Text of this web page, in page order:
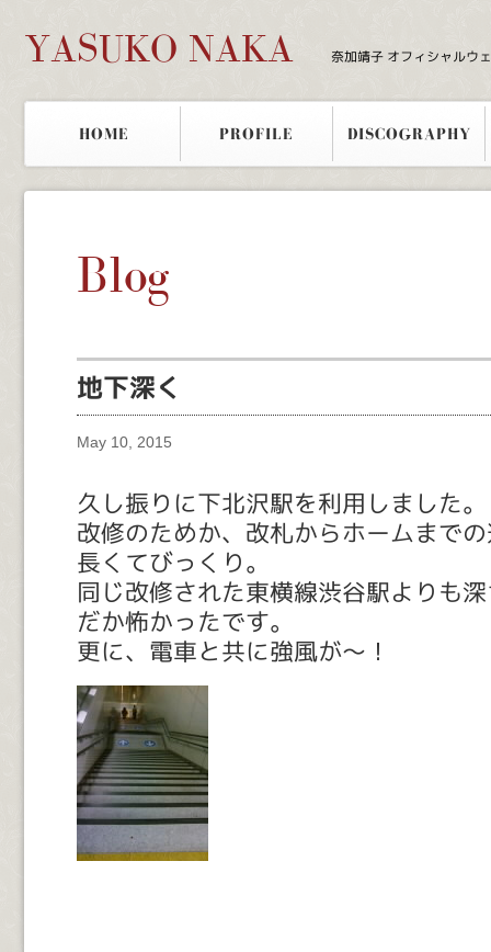
YASUKO NAKA 奈加靖子 オフィシャルウ
HOME PROFILE DISCOGRAPHY
Blog
地下深く
May 10, 2015
久し振りに下北沢駅を利用しました。
改修のためか、改札からホームまで
長くてびっくり。
同じ改修された東横線渋谷駅よりも
だか怖かったです。
更に、電車と共に強風が～！